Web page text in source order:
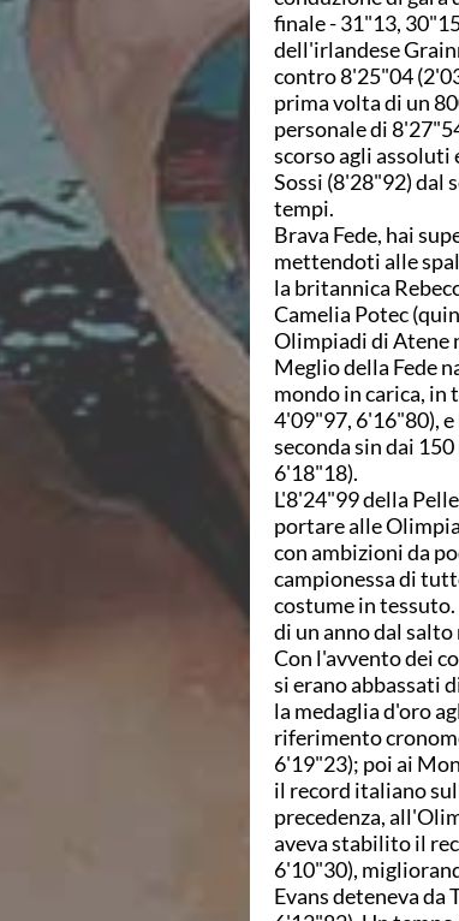
A2 Maschile
2003-2017
delle Regioni
News
News
Channel
Tuffi
Eventi
e documenti
e Classifiche
Azzurri
finale - 31"13,
dell'irlandese
contro 8'25"04
prima volta di un
personale di
scorso agli assoluti
Sossi (8'28"92) dal
tempi.
Brava Fede, hai
mettendoti alle
la britannica
Camelia Potec
Olimpiadi di Atene
Meglio della Fede
mondo in carica, in
4'09"97, 6'16"80),
seconda sin dai
6'18"18).
L'8'24"99 della
portare alle
con ambizioni da
campionessa di
costume in
di un anno dal salto
Con l'avvento dei
si erano abbassati
la medaglia d'oro
riferimento
6'19"23); poi ai
il record italiano
precedenza,
aveva stabilito il
6'10"30),
Evans deteneva da